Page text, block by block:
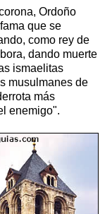
Ordoño
que se
como rey de
dando muerte
ismaelitas
musulmanes de
más
enemigo".